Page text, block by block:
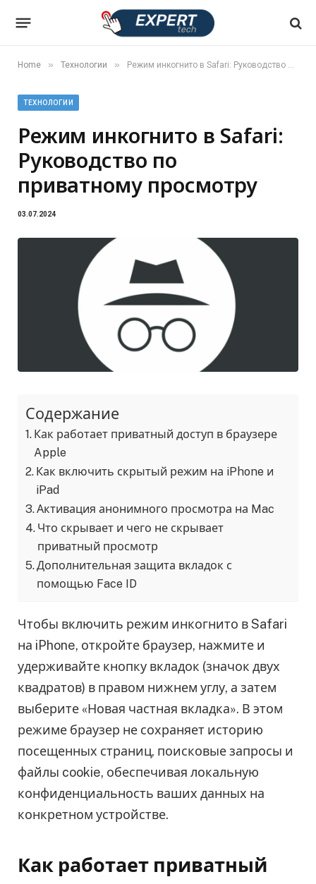
Home » Технологии » Режим инкогнито в Safari: Руководство по приватному просмотру
ТЕХНОЛОГИИ
Режим инкогнито в Safari:
Руководство по
приватному просмотру
03.07.2024
Содержание
Как работает приватный доступ в браузере
Apple
Как включить скрытый режим на iPhone и
iPad
Активация анонимного просмотра на Mac
Что скрывает и чего не скрывает
приватный просмотр
Дополнительная защита вкладок с
помощью Face ID
Чтобы включить режим инкогнито в Safari
на iPhone, откройте браузер, нажмите и
удерживайте кнопку вкладок (значок двух
квадратов) в правом нижнем углу, а затем
выберите «Новая частная вкладка». В этом
режиме браузер не сохраняет историю
посещенных страниц, поисковые запросы и
файлы cookie, обеспечивая локальную
конфиденциальность ваших данных на
конкретном устройстве.
Как работает приватный